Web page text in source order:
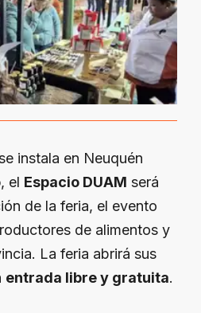
instala en Neuquén
, el Espacio DUAM será
de la feria, el evento
de alimentos y
La feria abrirá sus
entrada libre y gratuita.